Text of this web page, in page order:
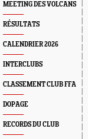
MEETING DES VOLCANS
RÉSULTATS
CALENDRIER 2026
INTERCLUBS
CLASSEMENT CLUB FFA
DOPAGE
RECORDS DU CLUB